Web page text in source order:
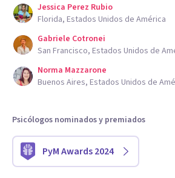
Jessica Perez Rubio
Florida, Estados Unidos de América
Gabriele Cotronei
San Francisco, Estados Unidos de
Norma Mazzarone
Buenos Aires, Estados Unidos de
Psicólogos nominados y premiados
PyM Awards 2024